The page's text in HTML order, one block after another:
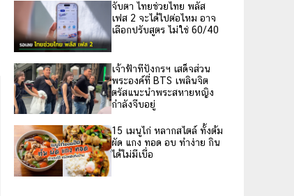
จับตา ไทยช่วยไทย พลัส
เฟส 2 จะได้ไปต่อไหม อาจ
เลือกปรับสูตร ไม่ใช่ 60/40
เจ้าฟ้าทีปังกรฯ เสด็จส่วน
พระองค์ที่ BTS เพลินจิต
ตรัสแนะนำพระสหายหญิง
กำลังจีบอยู่
15 เมนูไก่ หลากสไตล์ ทั้งต้ม
ผัด แกง ทอด อบ ทำง่าย กิน
ได้ไม่มีเบื่อ